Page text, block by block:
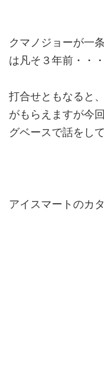
クマノジョーが一
は凡そ３年前・・・
打合せともなると
がもらえますが今
グベースで話をし
アイスマートのカ